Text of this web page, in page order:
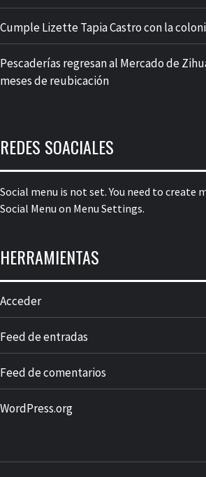
Cumple Lizette Tapia Castro con la
Pescaderías regresan al Mercado de
meses de reubicación
REDES SOACIALES
Social menu is not set. You need to create
Social Menu on Menu Settings.
HERRAMIENTAS
Acceder
Feed de entradas
Feed de comentarios
WordPress.org